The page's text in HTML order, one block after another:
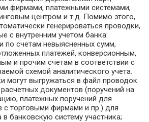
фирмами, платежными системами,
центром и т.д. Помимо этого,
генерироваться проводки,
с внутренним учетом банка:
по счетам невыясненных сумм,
платежей, конверсионным,
и прочим счетам в соответствии с
схемой аналитического учета.
могут выгружаться в файл проводок
расчетных документов (поручений на
платежных поручений для
с торговыми фирмами и пр.) для
в банковскую систему участника;